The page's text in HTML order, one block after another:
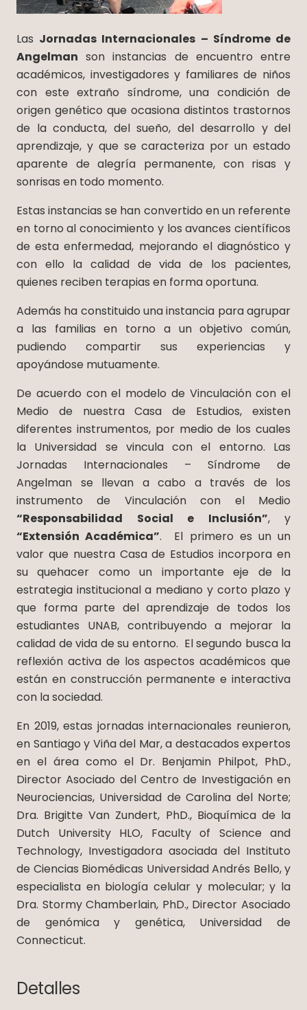
Las Jornadas Internacionales – Síndrome de
Angelman son instancias de encuentro entre
académicos, investigadores y familiares de niños
con este extraño síndrome, una condición de
origen genético que ocasiona distintos trastornos
de la conducta, del sueño, del desarrollo y del
aprendizaje, y que se caracteriza por un estado
aparente de alegría permanente, con risas y
sonrisas en todo momento.
Estas instancias se han convertido en un referente
en torno al conocimiento y los avances científicos
de esta enfermedad, mejorando el diagnóstico y
con ello la calidad de vida de los pacientes,
quienes reciben terapias en forma oportuna.
Además ha constituido una instancia para agrupar
a las familias en torno a un objetivo común,
pudiendo compartir sus experiencias y
apoyándose mutuamente.
De acuerdo con el modelo de Vinculación con el
Medio de nuestra Casa de Estudios, existen
diferentes instrumentos, por medio de los cuales
la Universidad se vincula con el entorno. Las
Jornadas Internacionales – Síndrome de
Angelman se llevan a cabo a través de los
instrumento de Vinculación con el Medio
“Responsabilidad Social e Inclusión”, y
“Extensión Académica”. El primero es un un
valor que nuestra Casa de Estudios incorpora en
su quehacer como un importante eje de la
estrategia institucional a mediano y corto plazo y
que forma parte del aprendizaje de todos los
estudiantes UNAB, contribuyendo a mejorar la
calidad de vida de su entorno. El segundo busca la
reflexión activa de los aspectos académicos que
están en construcción permanente e interactiva
con la sociedad.
En 2019, estas jornadas internacionales reunieron,
en Santiago y Viña del Mar, a destacados expertos
en el área como el Dr. Benjamin Philpot, PhD.,
Director Asociado del Centro de Investigación en
Neurociencias, Universidad de Carolina del Norte;
Dra. Brigitte Van Zundert, PhD., Bioquímica de la
Dutch University HLO, Faculty of Science and
Technology, Investigadora asociada del Instituto
de Ciencias Biomédicas Universidad Andrés Bello, y
especialista en biología celular y molecular; y la
Dra. Stormy Chamberlain, PhD., Director Asociado
de genómica y genética, Universidad de
Connecticut.
Detalles